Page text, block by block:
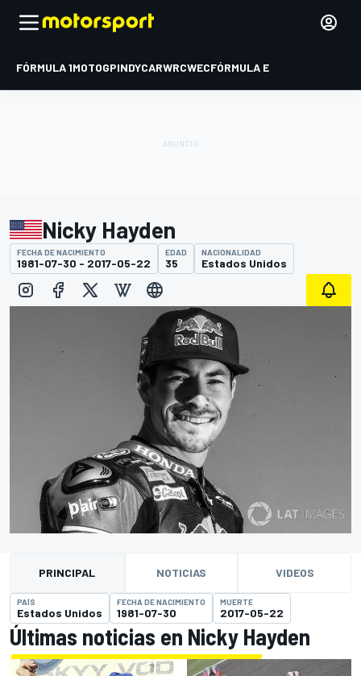
FÓRMULA 1MOTOGPINDYCARWRCWECFÓRMULA E
Nicky Hayden
FECHA DE NACIMIENTO
1981-07-30 - 2017-05-22
EDAD
35
NACIONALIDAD
Estados Unidos
PRINCIPAL NOTICIAS VIDEOS
PAÍS
Estados Unidos
FECHA DE NACIMIENTO
1981-07-30
MUERTE
2017-05-22
Últimas noticias en Nicky Hayden